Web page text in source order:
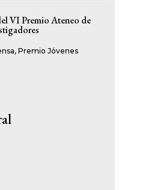
VI Premio Ateneo de
, Premio Jóvenes